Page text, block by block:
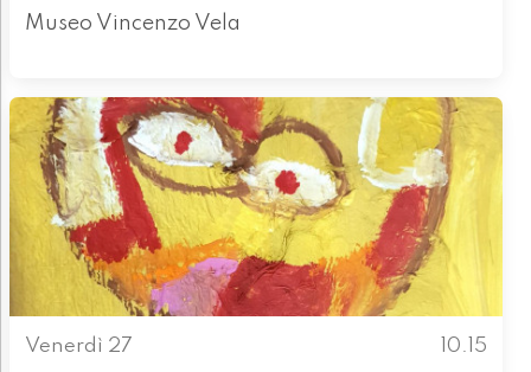
Museo Vincenzo Vela
Venerdì 27
10.15